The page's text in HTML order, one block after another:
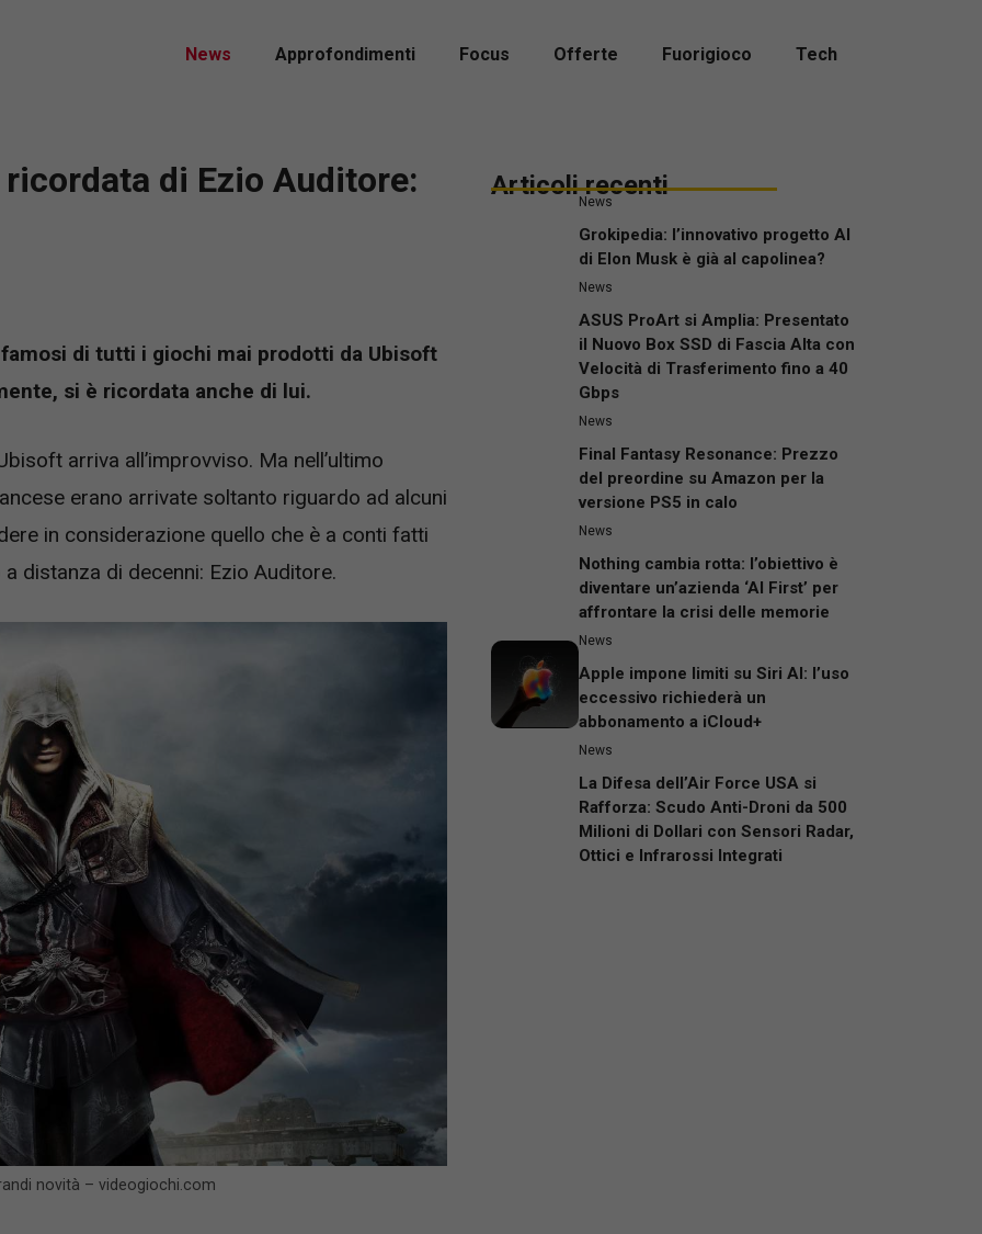
News Approfondimenti Focus Offerte Fuorigioco Tech
di Ezio Auditore:
di tutti i giochi mai prodotti da Ubisoft
si è ricordata anche di lui.
arriva all’improvviso. Ma nell’ultimo
erano arrivate soltanto riguardo ad alcuni
in considerazione quello che è a conti fatti
distanza di decenni: Ezio Auditore.
novità – videogiochi.com
Articoli recenti
News
Grokipedia: l’innovativo progetto AI
di Elon Musk è già al capolinea?
News
ASUS ProArt si Amplia: Presentato
il Nuovo Box SSD di Fascia Alta con
Velocità di Trasferimento fino a 40
Gbps
News
Final Fantasy Resonance: Prezzo
del preordine su Amazon per la
versione PS5 in calo
News
Nothing cambia rotta: l’obiettivo è
diventare un’azienda ‘AI First’ per
affrontare la crisi delle memorie
News
Apple impone limiti su Siri AI: l’uso
eccessivo richiederà un
abbonamento a iCloud+
News
La Difesa dell’Air Force USA si
Rafforza: Scudo Anti-Droni da 500
Milioni di Dollari con Sensori Radar,
Ottici e Infrarossi Integrati